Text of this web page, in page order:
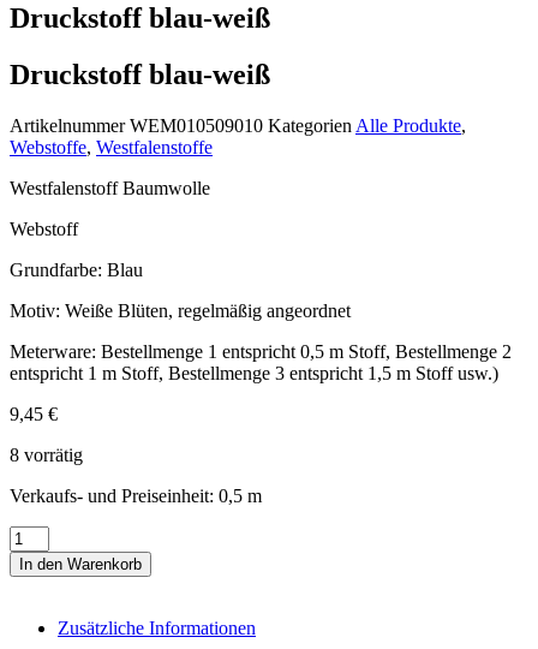
Druckstoff blau-weiß
Druckstoff blau-weiß
ArtikelnummerWEM010509010 Kategorien Alle Produkte,
Webstoffe, Westfalenstoffe
Westfalenstoff Baumwolle
Webstoff
Grundfarbe: Blau
Motiv: Weiße Blüten, regelmäßig angeordnet
Meterware: Bestellmenge 1 entspricht 0,5 m Stoff, Bestellmenge 2
entspricht 1 m Stoff, Bestellmenge 3 entspricht 1,5 m Stoff usw.)
9,45 €
8 vorrätig
Verkaufs- und Preiseinheit: 0,5 m
Druckstoff
blau-
weiß
In den Warenkorb
Zusätzliche Informationen